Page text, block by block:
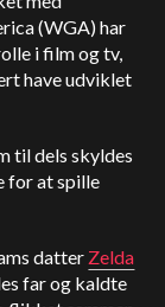
(WGA) har
i film og tv,
have udviklet
til dels skyldes
for at spille
datter Zelda
far og kaldte